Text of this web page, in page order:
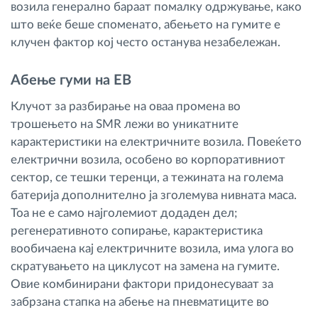
возила генерално бараат помалку одржување, како
што веќе беше споменато, абењето на гумите е
клучен фактор кој често останува незабележан.
Абење гуми на ЕВ
Клучот за разбирање на оваа промена во
трошењето на SMR лежи во уникатните
карактеристики на електричните возила. Повеќето
електрични возила, особено во корпоративниот
сектор, се тешки теренци, а тежината на голема
батерија дополнително ја зголемува нивната маса.
Тоа не е само најголемиот додаден дел;
регенеративното сопирање, карактеристика
вообичаена кај електричните возила, има улога во
скратувањето на циклусот на замена на гумите.
Овие комбинирани фактори придонесуваат за
забрзана стапка на абење на пневматиците во